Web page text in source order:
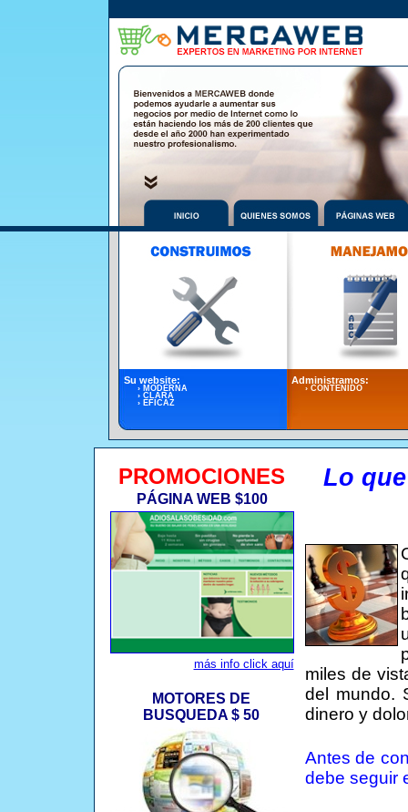
Su website:
› MODERNA
› CLARA
› EFICAZ
Administramos:
› CONTENIDO
PROMOCIONES
PÁGINA WEB $100
más info click aquí
MOTORES DE
BUSQUEDA $ 50
Lo
miles de
del mundo.
dinero y
Antes de
debe seguir